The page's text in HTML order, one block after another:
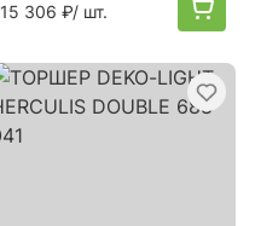
15 306 ₽/ шт.